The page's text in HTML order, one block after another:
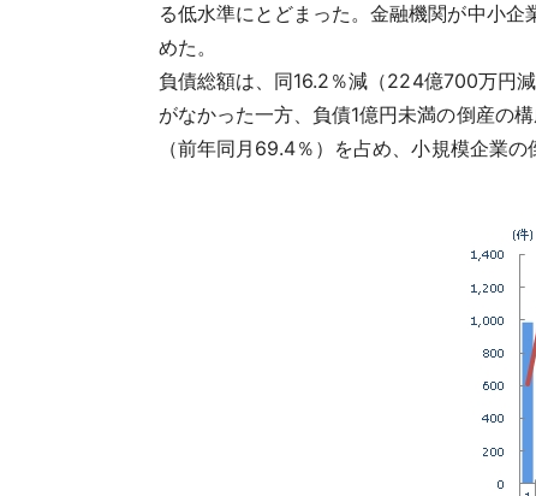
る低水準にとどまった。金融機関が中小
めた。
負債総額は、同16.2％減（224億700万円
がなかった一方、負債1億円未満の倒産の
（前年同月69.4％）を占め、小規模企業の